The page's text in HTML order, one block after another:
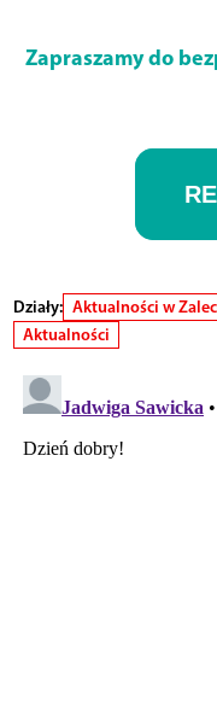
Zapraszamy do
Działy: Aktualności w
Aktualności